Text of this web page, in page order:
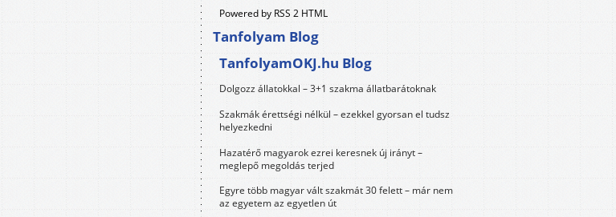
Powered by RSS 2 HTML
Tanfolyam Blog
TanfolyamOKJ.hu Blog
Dolgozz állatokkal – 3+1 szakma állatbarátoknak
Szakmák érettségi nélkül – ezekkel gyorsan el tudsz
helyezkedni
Hazatérő magyarok ezrei keresnek új irányt –
meglepő megoldás terjed
Egyre több magyar vált szakmát 30 felett – már nem
az egyetem az egyetlen út